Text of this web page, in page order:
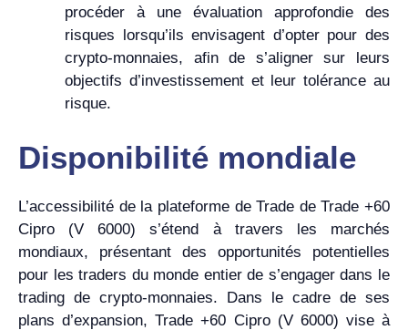
procéder à une évaluation approfondie des
risques lorsqu’ils envisagent d’opter pour des
crypto-monnaies, afin de s’aligner sur leurs
objectifs d’investissement et leur tolérance au
risque.
Disponibilité mondiale
L’accessibilité de la plateforme de Trade de Trade +60
Cipro (V 6000) s’étend à travers les marchés
mondiaux, présentant des opportunités potentielles
pour les traders du monde entier de s’engager dans le
trading de crypto-monnaies. Dans le cadre de ses
plans d’expansion, Trade +60 Cipro (V 6000) vise à